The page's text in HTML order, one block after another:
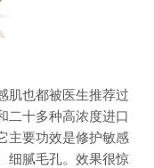
肌也都被医生推荐过
二十多种高浓度进口
主要功效是修护敏感
细腻毛孔。效果很惊